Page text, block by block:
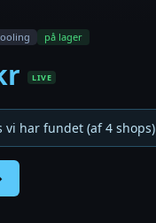
på lager
LIVE
vi har fundet (af 4 shops)